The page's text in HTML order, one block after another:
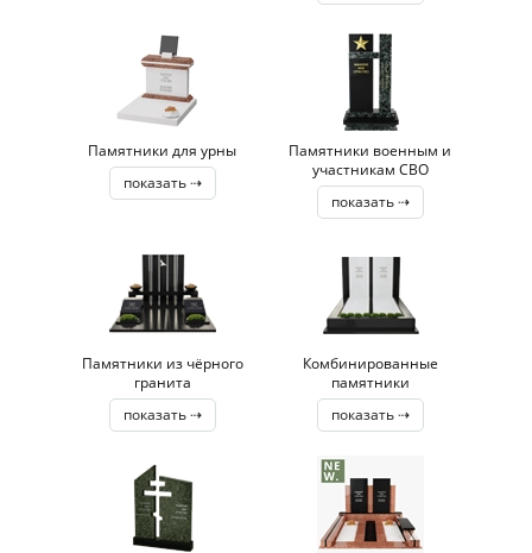
Памятники для урны
показать ⇢
Памятники военным и
участникам СВО
показать ⇢
Памятники из чёрного
гранита
показать ⇢
Комбинированные
памятники
показать ⇢